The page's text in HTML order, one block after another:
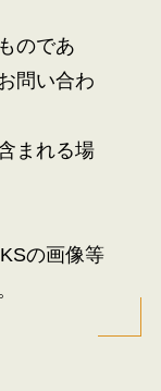
のであ
問い合わ
まれる場
画像等